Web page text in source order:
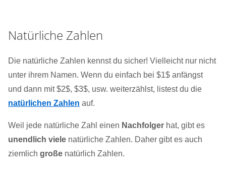
Natürliche Zahlen
Die natürliche Zahlen kennst du sicher! Vielleicht nur nicht
unter ihrem Namen. Wenn du einfach bei $1$ anfängst
und dann mit $2$, $3$, usw. weiterzählst, listest du die
natürlichen Zahlen auf.
Weil jede natürliche Zahl einen Nachfolger hat, gibt es
unendlich viele natürliche Zahlen. Daher gibt es auch
ziemlich große natürlich Zahlen.